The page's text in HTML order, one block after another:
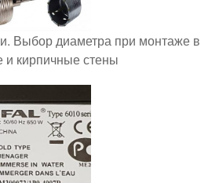
Выбор диаметра при монтаже в
и кирпичные стены